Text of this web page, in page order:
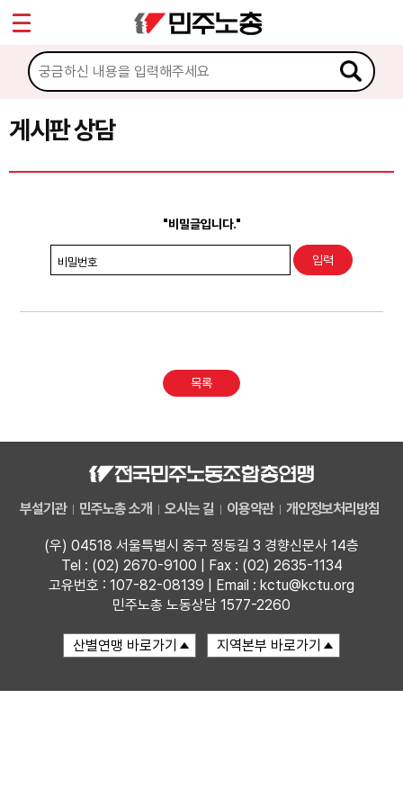
게시판 상담
"비밀글입니다."
비밀번호
목록
부설기관 민주노총 소개 오시는 길 이용약관 개인정보처리방침
(우) 04518 서울특별시 중구 정동길 3 경향신문사 14층
Tel : (02) 2670-9100 | Fax : (02) 2635-1134
고유번호 : 107-82-08139 | Email : kctu@kctu.org
민주노총 노동상담 1577-2260
마이페이지
소개
소식
노동상담
권리찾기수첩 검색
찾아보기
Sketchbook5, 스케치북5
Sketchbook5, 스케치북5